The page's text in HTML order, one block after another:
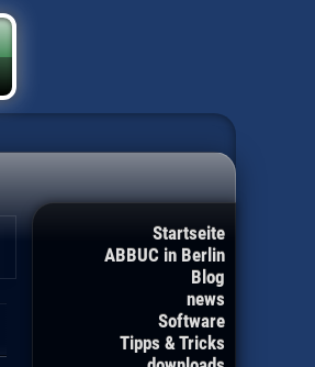
Startseite
ABBUC in Berlin
Blog
news
Software
Tipps & Tricks